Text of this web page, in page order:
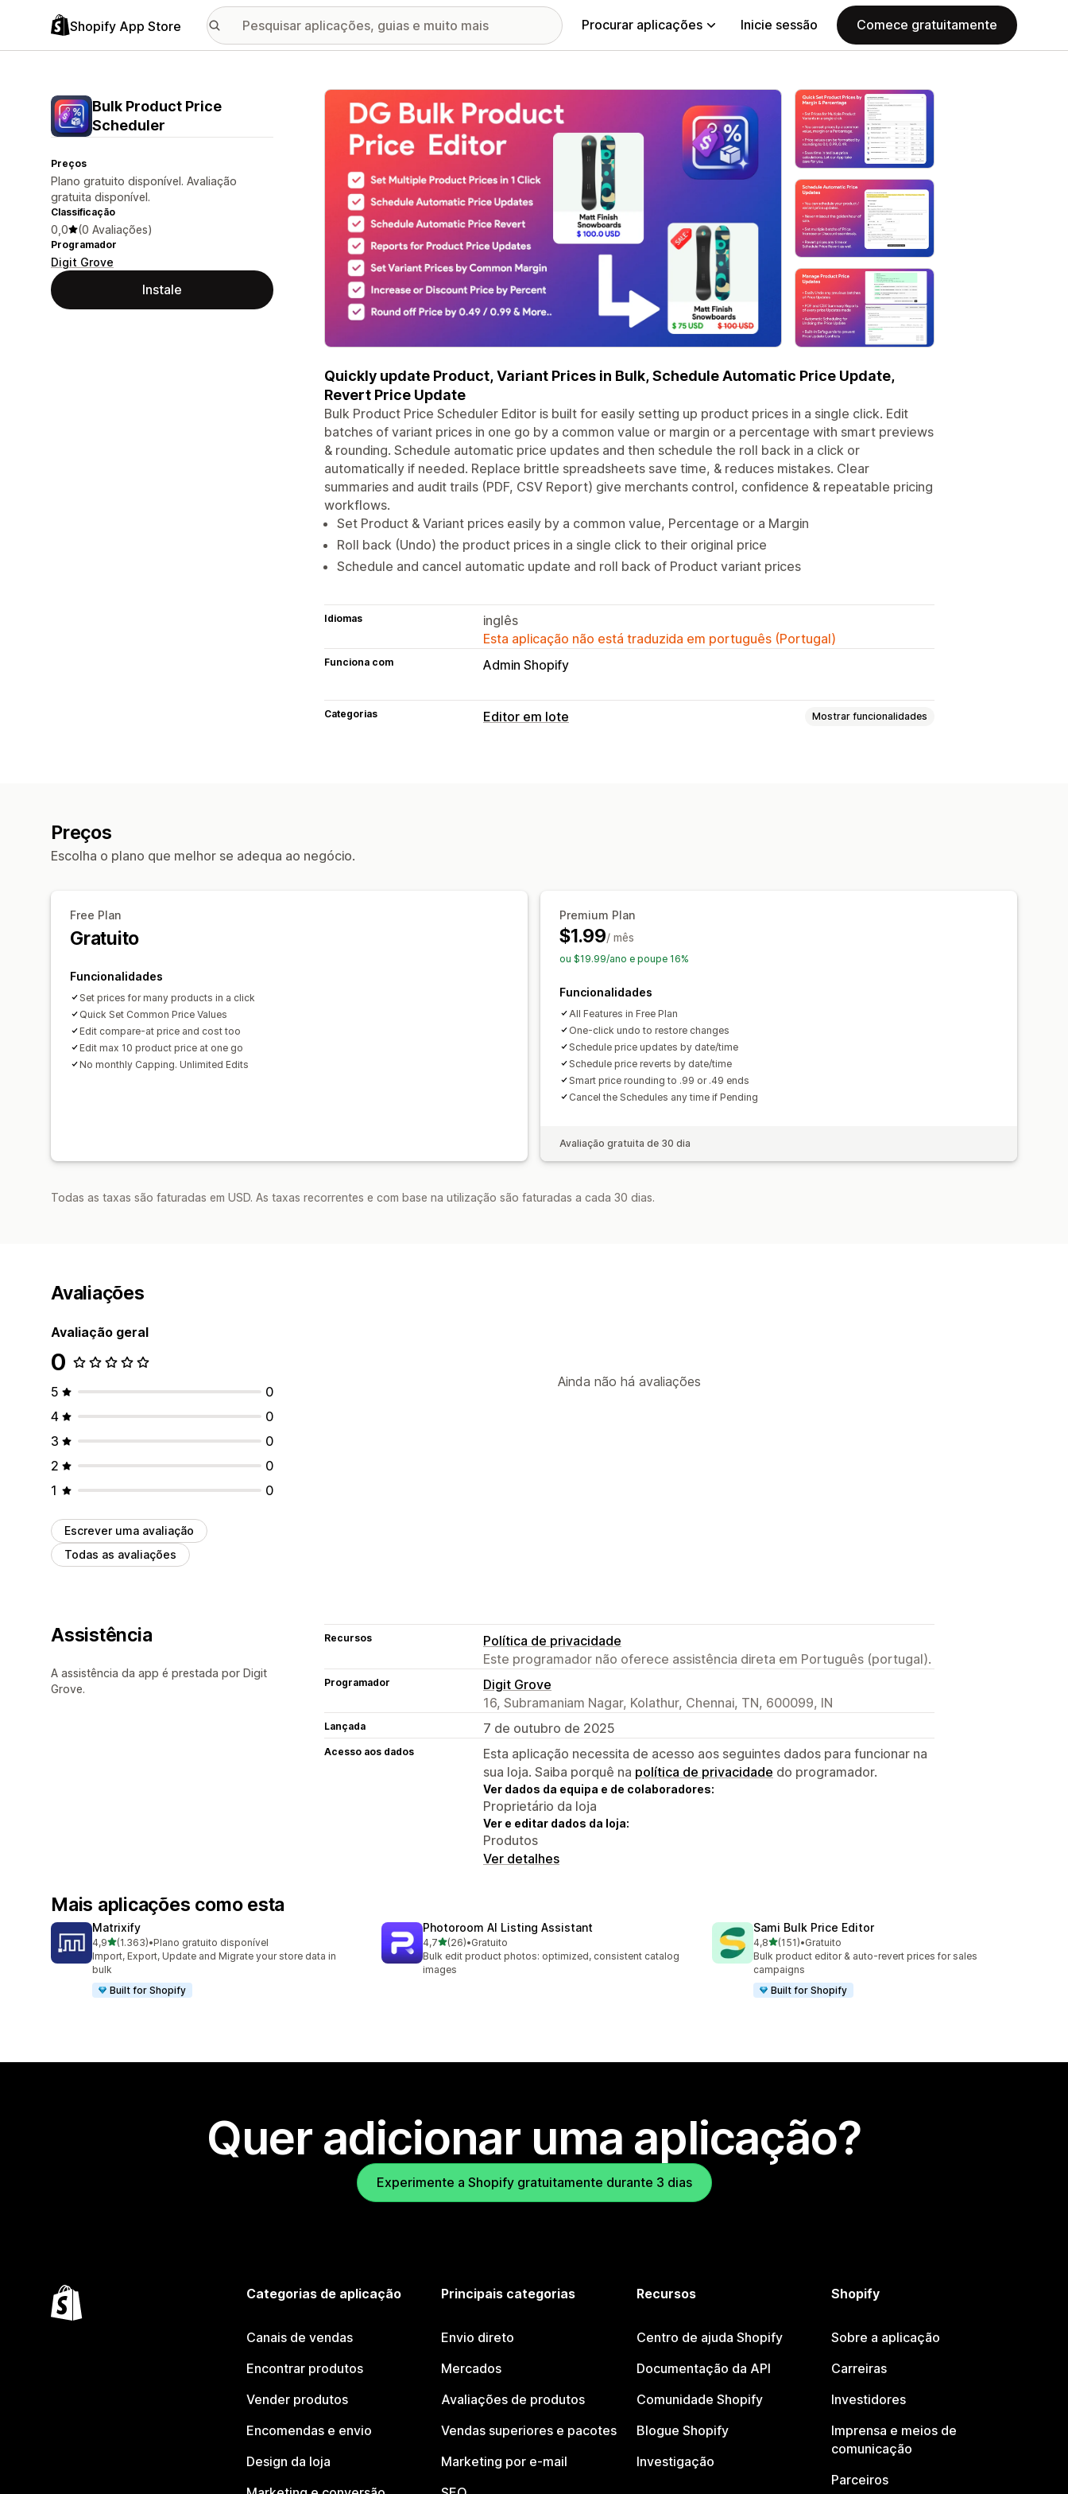
Shopify App Store Procurar aplicações Inicie sessão Comece gratuitamente
Bulk Product Price
Scheduler
Preços
Plano gratuito disponível. Avaliação
gratuita disponível.
Classificação
0,0 (0 Avaliações)
Programador
Digit Grove
Instale
Galeria de imagens em destaque
Quickly update Product, Variant Prices in Bulk, Schedule Automatic Price Update,
Revert Price Update
Bulk Product Price Scheduler Editor is built for easily setting up product prices in a single click. Edit
batches of variant prices in one go by a common value or margin or a percentage with smart previews
& rounding. Schedule automatic price updates and then schedule the roll back in a click or
automatically if needed. Replace brittle spreadsheets save time, & reduces mistakes. Clear
summaries and audit trails (PDF, CSV Report) give merchants control, confidence & repeatable pricing
workflows.
Set Product & Variant prices easily by a common value, Percentage or a Margin
Roll back (Undo) the product prices in a single click to their original price
Schedule and cancel automatic update and roll back of Product variant prices
Idiomas
inglês
Esta aplicação não está traduzida em português (Portugal)
Funciona com Admin Shopify
Categorias Editor em lote Mostrar funcionalidades
Preços
Escolha o plano que melhor se adequa ao negócio.
Free Plan
Gratuito
Funcionalidades
Set prices for many products in a click
Quick Set Common Price Values
Edit compare-at price and cost too
Edit max 10 product price at one go
No monthly Capping. Unlimited Edits
Premium Plan
$1.99/ mês
ou $19.99/ano e poupe 16%
Funcionalidades
All Features in Free Plan
One-click undo to restore changes
Schedule price updates by date/time
Schedule price reverts by date/time
Smart price rounding to .99 or .49 ends
Cancel the Schedules any time if Pending
Avaliação gratuita de 30 dia
Todas as taxas são faturadas em USD. As taxas recorrentes e com base na utilização são faturadas a cada 30 dias.
Avaliações
Avaliação geral
0
5
0
4
0
3
0
2
0
1
0
Escrever uma avaliação
Todas as avaliações
Ainda não há avaliações
Assistência
A assistência da app é prestada por Digit
Grove.
Recursos
Política de privacidade
Este programador não oferece assistência direta em Português (portugal).
Programador
Digit Grove
16, Subramaniam Nagar, Kolathur, Chennai, TN, 600099, IN
Lançada 7 de outubro de 2025
Acesso aos dados
Esta aplicação necessita de acesso aos seguintes dados para funcionar na
sua loja. Saiba porquê na política de privacidade do programador.
Ver dados da equipa e de colaboradores:
Proprietário da loja
Ver e editar dados da loja:
Produtos
Ver detalhes
Mais aplicações como esta
Matrixify
4,9de 5 estrelas
(1.363)
1363 total de avaliações
•Plano gratuito disponível
Import, Export, Update and Migrate your store data in
bulk
Built for Shopify
Photoroom AI Listing Assistant
4,7de 5 estrelas
(26)
26 total de avaliações
•Gratuito
Bulk edit product photos: optimized, consistent catalog
images
Sami Bulk Price Editor
4,8de 5 estrelas
(151)
151 total de avaliações
•Gratuito
Bulk product editor & auto-revert prices for sales
campaigns
Built for Shopify
Quer adicionar uma aplicação?
Experimente a Shopify gratuitamente durante 3 dias
Categorias de aplicação
Canais de vendas
Encontrar produtos
Vender produtos
Encomendas e envio
Design da loja
Principais categorias
Envio direto
Mercados
Avaliações de produtos
Vendas superiores e pacotes
Marketing por e-mail
Recursos
Centro de ajuda Shopify
Documentação da API
Comunidade Shopify
Blogue Shopify
Investigação
Shopify
Sobre a aplicação
Carreiras
Investidores
Imprensa e meios de
comunicação
Parceiros